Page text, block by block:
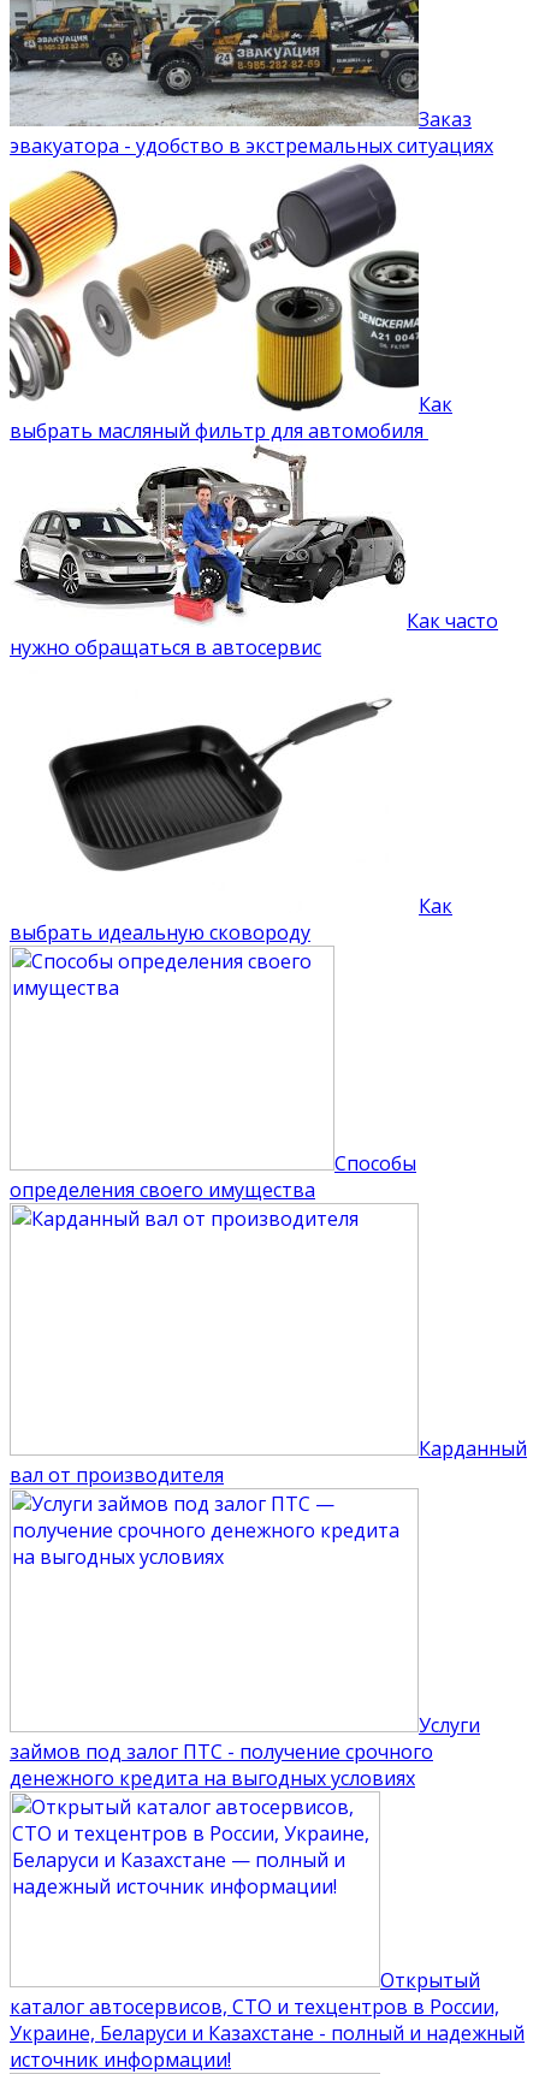
Заказ
эвакуатора - удобство в экстремальных ситуациях
Как
выбрать масляный фильтр для автомобиля
Как часто
нужно обращаться в автосервис
Как
выбрать идеальную сковороду
Способы
определения своего имущества
Карданный
вал от производителя
Услуги
займов под залог ПТС - получение срочного
денежного кредита на выгодных условиях
Открытый
каталог автосервисов, СТО и техцентров в России,
Украине, Беларуси и Казахстане - полный и надежный
источник информации!